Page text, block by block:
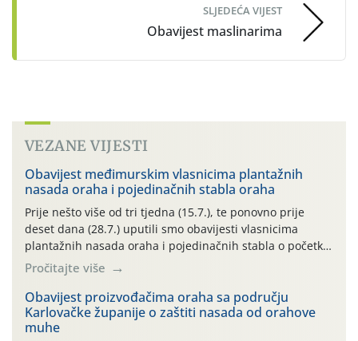
SLJEDEĆA VIJEST
Obavijest maslinarima
VEZANE VIJESTI
Obavijest međimurskim vlasnicima plantažnih
nasada oraha i pojedinačnih stabla oraha
Prije nešto više od tri tjedna (15.7.), te ponovno prije
deset dana (28.7.) uputili smo obavijesti vlasnicima
plantažnih nasada oraha i pojedinačnih stabla o početku
leta i ovogodišnjoj potrebi usmjerenog suzbijanja
orahove muhe (Rhagoletis completa)! Već dvanaest dana
traje drugi ovogodišnji “toplinski udar”, koji naročito
izražen zadnja šest dana (31.7.-05.8.), jer najviše
temperature zraka svakodnevno […]
Pročitajte više
Obavijest proizvođačima oraha sa području
Karlovačke županije o zaštiti nasada od orahove
muhe